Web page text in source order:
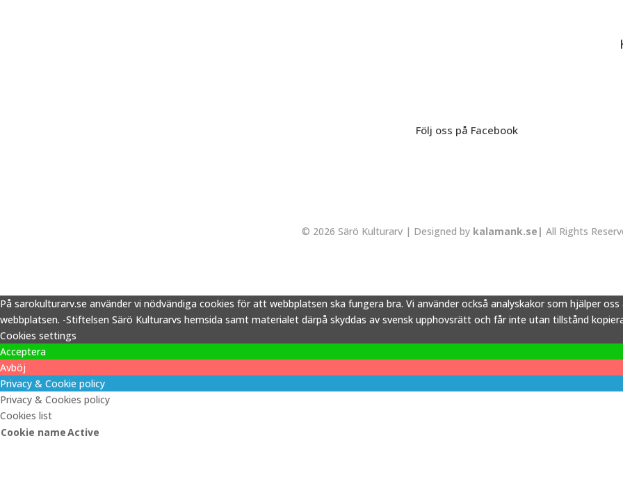
Följ oss på Facebook
© 2026 Särö Kulturarv | Designed by kalamank.se| All Rights
På sarokulturarv.se använder vi nödvändiga cookies för att webbplatsen ska fungera bra. Vi använder också analyskakor som hjälper
webbplatsen. -Stiftelsen Särö Kulturarvs hemsida samt materialet därpå skyddas av svensk upphovsrätt och får inte utan tillstånd
Cookies settings
Acceptera
Avböj
Privacy & Cookie policy
Privacy & Cookies policy
Cookies list
Cookie nameActive